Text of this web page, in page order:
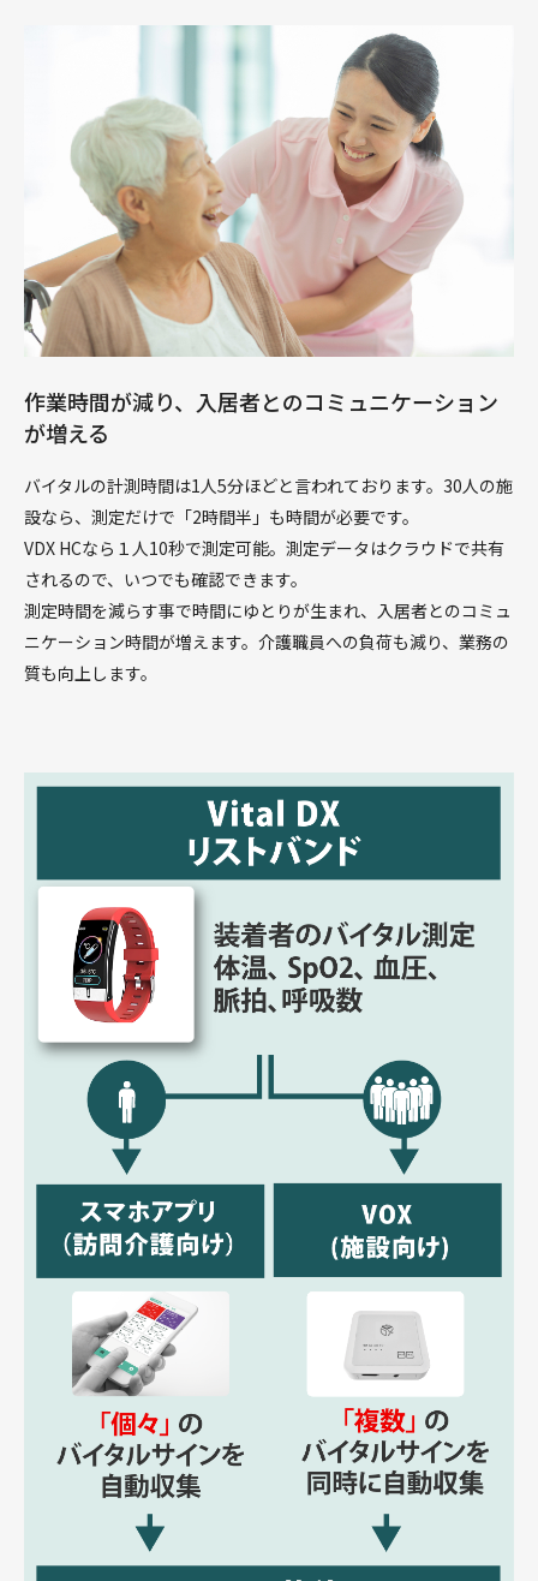
作業時間が減り、入居者とのコミュニケーション
が増える
バイタルの計測時間は1人5分ほどと言われております。30人の施
設なら、測定だけで「2時間半」も時間が必要です。
VDX HCなら１人10秒で測定可能。測定データはクラウドで共有
されるので、いつでも確認できます。
測定時間を減らす事で時間にゆとりが生まれ、入居者とのコミュ
ニケーション時間が増えます。介護職員への負荷も減り、業務の
質も向上します。